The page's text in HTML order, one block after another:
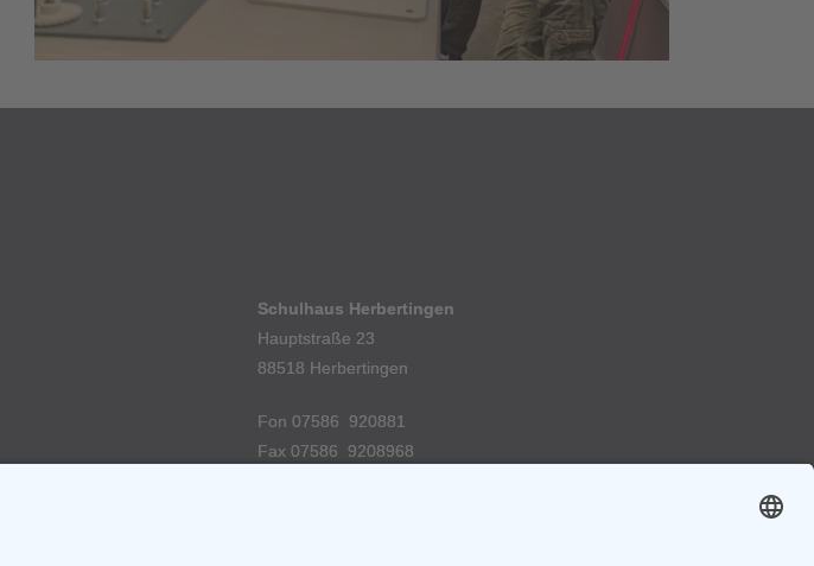
Schulhaus Herbertingen
Hauptstraße 23
88518 Herbertingen
Fon 07586 920881
Fax 07586 9208968